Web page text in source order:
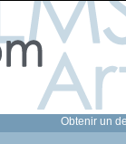
Obtenir un